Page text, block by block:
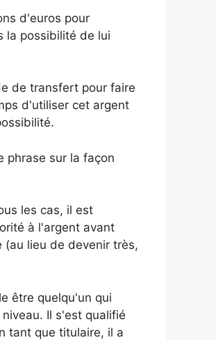
d'euros pour
la possibilité de lui
de transfert pour faire
d'utiliser cet argent
phrase sur la façon
les cas, il est
à l'argent avant
lieu de devenir très,
être quelqu'un qui
Il s'est qualifié
tant que titulaire, il a